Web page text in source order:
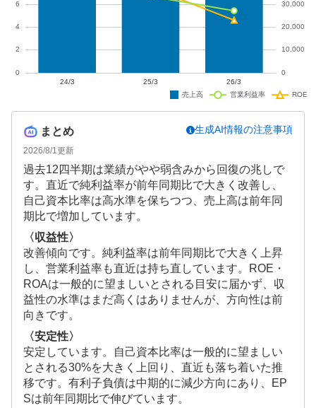
まとめ
2026/8/1更新
生成AI情報の注意事項
過去12四半期は業績がやや弱含みから回復の兆しで
す。直近で純利益率が前年同期比で大きく改善し、
自己資本比率は高水準を保ちつつ、売上高は前年同
期比で増加しています。
〈収益性〉
改善傾向です。純利益率は前年同期比で大きく上昇
し、営業利益率も直近は持ち直しています。ROE・
ROAは一般的に望ましいとされる目安に届かず、収
益性の水準はまだ高くはありませんが、方向性は前
向きです。
〈安定性〉
安定しています。自己資本比率は一般的に望ましい
とされる30%を大きく上回り、直近も落ち着いた推
移です。有利子負債は中期的に減少方向にあり、EP
Sは前年同期比で伸びています。